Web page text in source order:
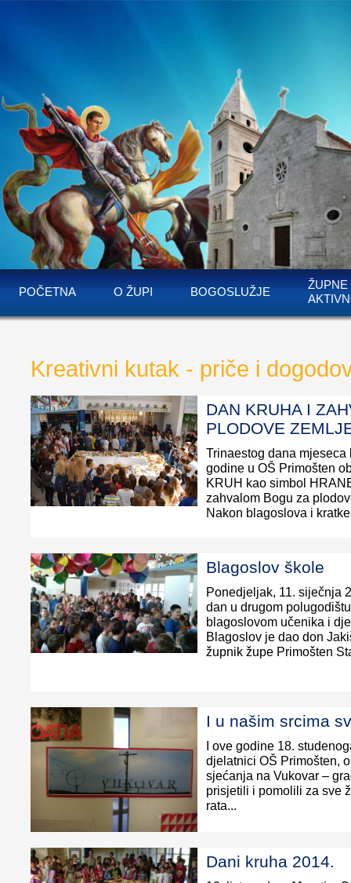
POČETNA O ŽUPI BOGOSLUŽJE
ŽUPNE
Kreativni kutak - priče i
DAN KRUHA I
PLODOVE
Trinaestog dana mjeseca
godine u OŠ Primošten
KRUH kao simbol
zahvalom Bogu za
Nakon blagoslova i
Blagoslov škole
Ponedjeljak, 11. siječnja
dan u drugom
blagoslovom učenika i
Blagoslov je dao don
župnik župe Primošten
I u našim srcima
I ove godine 18.
djelatnici OŠ Primošten,
sjećanja na Vukovar –
prisjetili i pomolili za sve
rata...
Dani kruha 2014.